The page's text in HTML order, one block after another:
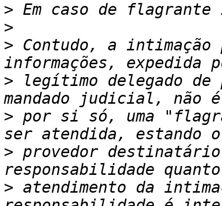
>
>
> Contudo, a
> legítimo delegado de
> por si só, uma
> provedor
> atendimento da